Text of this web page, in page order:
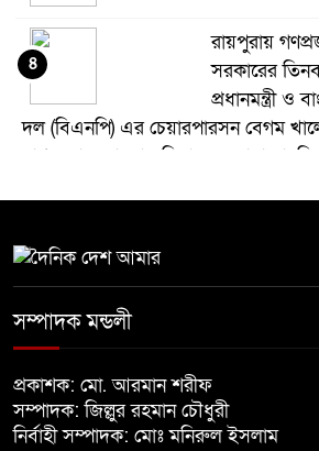
রায়পুরায়
সরকারের
প্রধানমন্ত্রী ও
দল (বিএনপি) এর চেয়ারপারসন বেগম
মাগফেরাত কামনায় মিলাদ ও দোয়া মাহফিল
৪
৬
বিজয় দিবসের
মুক্তিযোদ্ধার
৭
সম্পাদক মন্ডলী
প্রকাশক: মো. আরমান শরীফ
সম্পাদক: জিল্লুর রহমান চৌধুরী
নির্বাহী সম্পাদক: মোঃ মনিরুল ইসলাম